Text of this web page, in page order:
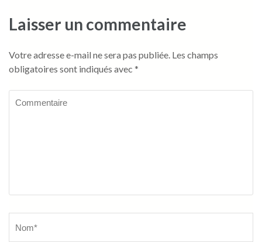
l’article
Laisser un commentaire
Votre adresse e-mail ne sera pas publiée. Les champs
obligatoires sont indiqués avec *